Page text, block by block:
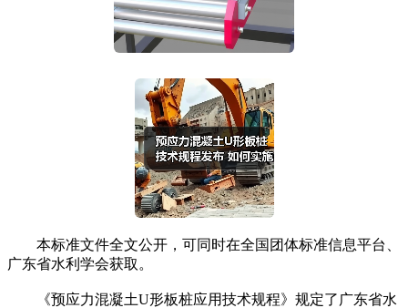
本标准文件全文公开，可同时在全国团体标准信息平台、
广东省水利学会获取。
《预应力混凝土U形板桩应用技术规程》规定了广东省水